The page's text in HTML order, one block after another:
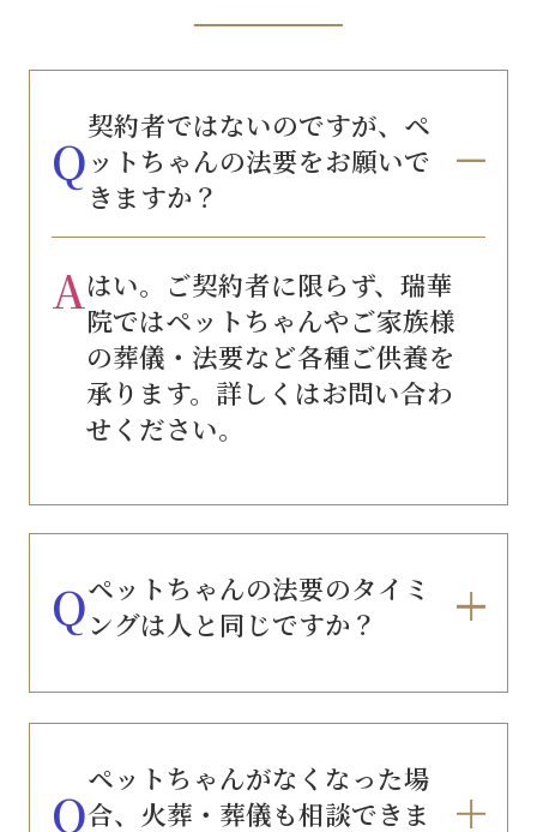
Q
契約者ではないのですが、ペ
ットちゃんの法要をお願いで
きますか？
Aはい。ご契約者に限らず、瑞華
院ではペットちゃんやご家族様
の葬儀・法要など各種ご供養を
承ります。詳しくはお問い合わ
せください。
Qペットちゃんの法要のタイミ
ングは人と同じですか？
Q
ペットちゃんがなくなった場
合、火葬・葬儀も相談できま